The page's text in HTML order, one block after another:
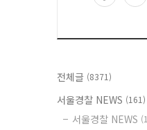
전체글 (8371)
서울경찰 NEWS (161)
서울경찰 NEWS